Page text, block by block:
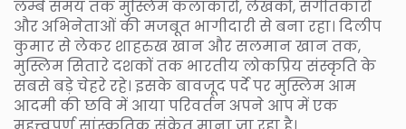
लम्बे समय तक मुस्लिम कलाकारों, लेखकों, संगीतकारों
और अभिनेताओं की मजबूत भागीदारी से बना रहा। दिलीप
कुमार से लेकर शाहरुख खान और सलमान खान तक,
मुस्लिम सितारे दशकों तक भारतीय लोकप्रिय संस्कृति के
सबसे बड़े चेहरे रहे। इसके बावजूद पर्दे पर मुस्लिम आम
आदमी की छवि में आया परिवर्तन अपने आप में एक